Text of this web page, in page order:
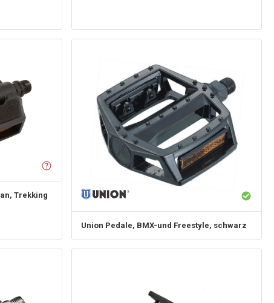
Trekking
Union Pedale, BMX-und Freestyle, schwarz